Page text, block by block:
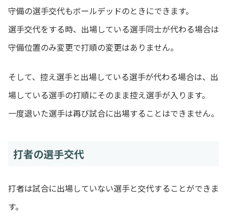
守備の選手交代もボールデッドのときにできます。
選手交代をする時、出場している選手同士が代わる場合は
守備位置のみ変更で打順の変更はありません。
そして、控え選手と出場している選手が代わる場合は、出
場している選手の打順にそのまま控え選手が入ります。
一度退いた選手は再び試合に出場することはできません。
打者の選手交代
打者は試合に出場していない選手と交代することができま
す。